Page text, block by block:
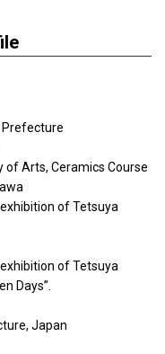
Prefecture
of Arts, Ceramics Course
of Tetsuya
of Tetsuya
Days”.
Japan